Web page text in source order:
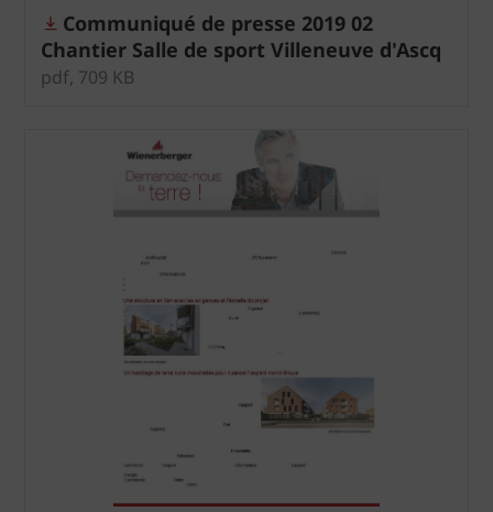
Communiqué de presse 2019 02
Chantier Salle de sport Villeneuve d'Ascq
pdf, 709 KB